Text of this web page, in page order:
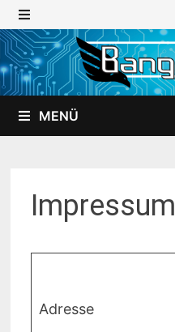
Zurück
zum
Inhalt
MENÜ
MENÜ
Impressum
Adresse